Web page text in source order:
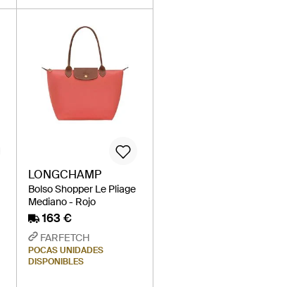
LONGCHAMP
Bolso Shopper Le Pliage
Mediano - Rojo
163 €
FARFETCH
POCAS UNIDADES
DISPONIBLES